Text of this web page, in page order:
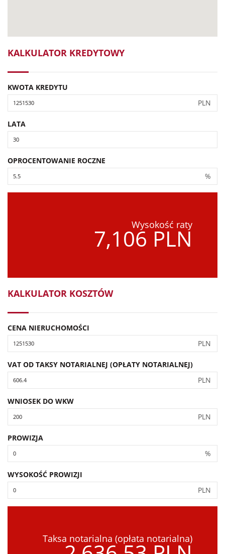
KALKULATOR KREDYTOWY
KWOTA KREDYTU
PLN
LATA
OPROCENTOWANIE ROCZNE
%
Wysokość raty
7,106 PLN
KALKULATOR KOSZTÓW
CENA NIERUCHOMOŚCI
PLN
VAT OD TAKSY NOTARIALNEJ (OPŁATY NOTARIALNEJ)
PLN
WNIOSEK DO WKW
PLN
PROWIZJA
%
WYSOKOŚĆ PROWIZJI
PLN
Taksa notarialna (opłata notarialna)